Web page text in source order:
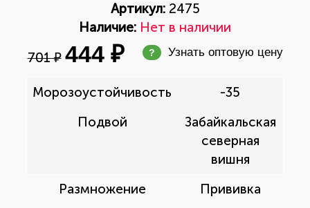
Артикул:2475
Наличие: Нет в наличии
701 ₽ 444 ₽ ? Узнать оптовую цену
Морозоустойчивость
-35
Подвой
Забайкальская
северная
вишня
Размножение
Прививка